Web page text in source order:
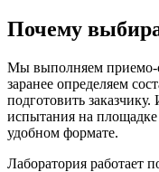
Почему
Мы выполняем приемо-
заранее определяем
подготовить
испытания на
удобном формате.
Лаборатория работает